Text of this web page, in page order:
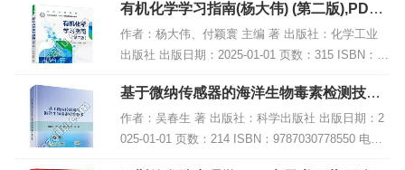
有机化学学习指南(杨大伟) (第二版),PDF
电子书下载
作者：杨大伟、付颖寰 主编 著 出版社：化学工业
出版社 出版日期：2025-01-01 页数：315 ISBN：9
787122457356 电子书大小：243MB [高清扫描版P
DF格式]...
基于微纳传感器的海洋生物毒素检测技术,
PDF电子书下载
作者：吴春生 著 出版社：科学出版社 出版日期：2
025-01-01 页数：214 ISBN：9787030778550 电子
书大小：250MB [高清扫描版PDF格式] 内容简介 书